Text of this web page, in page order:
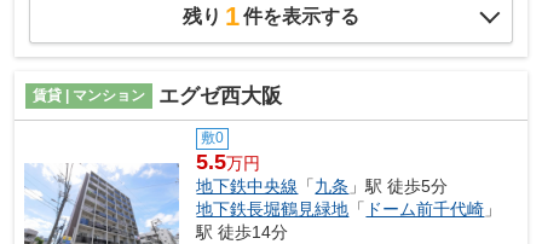
残り 1件を表示する
賃貸 | マンション エグゼ西大阪
敷0
5.5万円
地下鉄中央線 「九条 」駅 徒歩5分
地下鉄長堀鶴見緑地 「 ドーム前千代崎 」
駅 徒歩14分